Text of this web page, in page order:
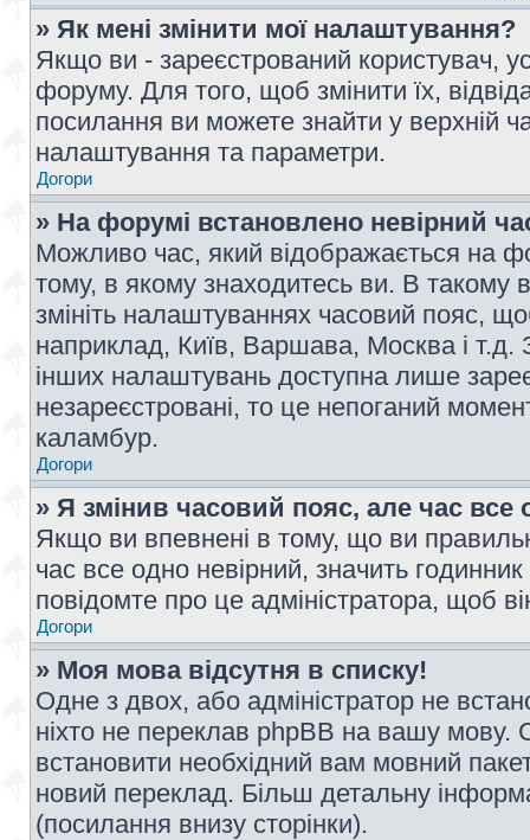
» Як мені змінити мої налаштування?
Якщо ви - зареєстрований користувач,
форуму. Для того, щоб змінити їх,
посилання ви можете знайти у верхній
налаштування та параметри.
Догори
» На форумі встановлено невірний
Можливо час, який відображається на
тому, в якому знаходитесь ви. В такому
змініть налаштуваннях часовий пояс,
наприклад, Київ, Варшава, Москва і т.д.
інших налаштувань доступна лише
незареєстровані, то це непоганий
каламбур.
Догори
» Я змінив часовий пояс, але час все
Якщо ви впевнені в тому, що ви
час все одно невірний, значить
повідомте про це адміністратора, щоб
Догори
» Моя мова відсутня в списку!
Одне з двох, або адміністратор не
ніхто не переклав phpBB на вашу мову.
встановити необхідний вам мовний
новий переклад. Більш детальну
(посилання внизу сторінки).